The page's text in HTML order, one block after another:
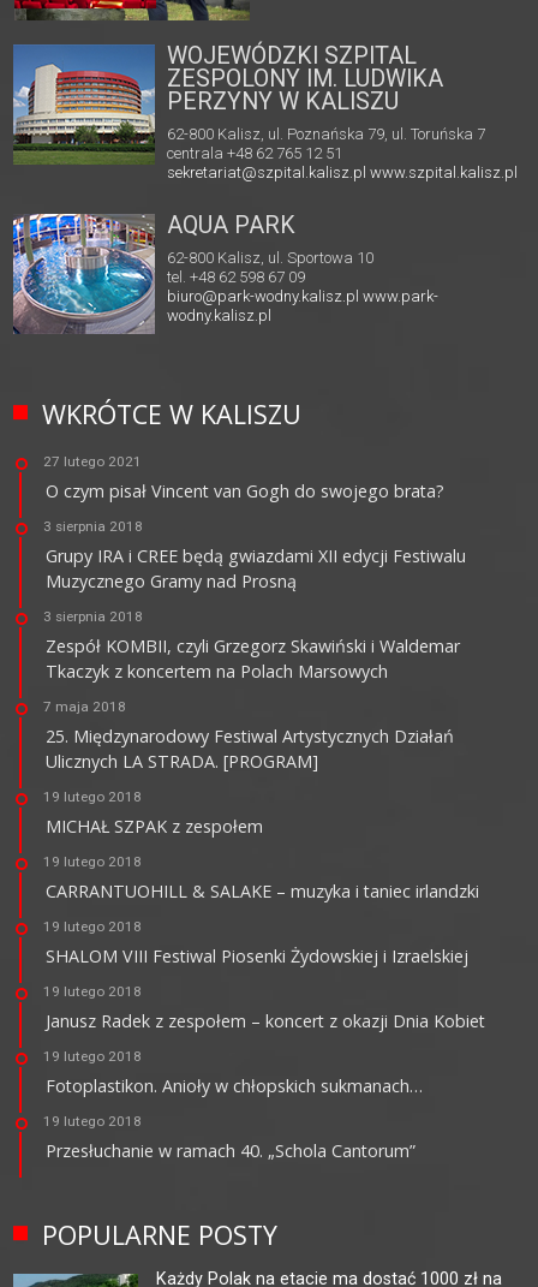
WOJEWÓDZKI SZPITAL
ZESPOLONY IM. LUDWIKA
PERZYNY W KALISZU
62-800 Kalisz, ul. Poznańska 79, ul. Toruńska 7
centrala +48 62 765 12 51
sekretariat@szpital.kalisz.pl www.szpital.kalisz.pl
AQUA PARK
62-800 Kalisz, ul. Sportowa 10
tel. +48 62 598 67 09
biuro@park-wodny.kalisz.pl www.park-
wodny.kalisz.pl
WKRÓTCE W KALISZU
27 lutego 2021
O czym pisał Vincent van Gogh do swojego brata?
3 sierpnia 2018
Grupy IRA i CREE będą gwiazdami XII edycji Festiwalu
Muzycznego Gramy nad Prosną
3 sierpnia 2018
Zespół KOMBII, czyli Grzegorz Skawiński i Waldemar
Tkaczyk z koncertem na Polach Marsowych
7 maja 2018
25. Międzynarodowy Festiwal Artystycznych Działań
Ulicznych LA STRADA. [PROGRAM]
19 lutego 2018
MICHAŁ SZPAK z zespołem
19 lutego 2018
CARRANTUOHILL & SALAKE – muzyka i taniec irlandzki
19 lutego 2018
SHALOM VIII Festiwal Piosenki Żydowskiej i Izraelskiej
19 lutego 2018
Janusz Radek z zespołem – koncert z okazji Dnia Kobiet
19 lutego 2018
Fotoplastikon. Anioły w chłopskich sukmanach…
19 lutego 2018
Przesłuchanie w ramach 40. „Schola Cantorum”
POPULARNE POSTY
Każdy Polak na etacie ma dostać 1000 zł na